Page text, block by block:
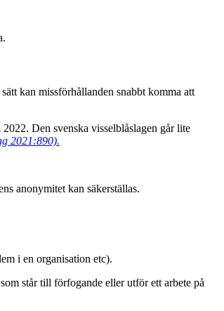
kan missförhållanden snabbt komma att
Den svenska visselblåslagen går lite
2021:890).
anonymitet kan säkerställas.
i en organisation etc).
står till förfogande eller utför ett arbete på